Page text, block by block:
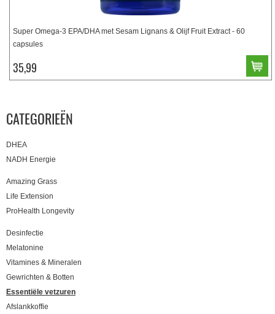
CATEGORIEËN
DHEA
NADH Energie
Amazing Grass
Life Extension
ProHealth Longevity
Desinfectie
Melatonine
Vitamines & Mineralen
Gewrichten & Botten
Essentiële vetzuren
Afslankkoffie
Super Omega-3 EPA/DHA met Sesam Lignans & Olijf Fruit Extract - 60
capsules
35,99